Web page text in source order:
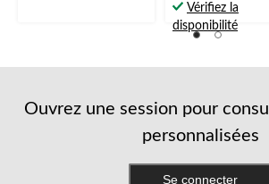
Vérifiez la
disponibilité
Ouvrez une session pour
personnalisées
Se connecter